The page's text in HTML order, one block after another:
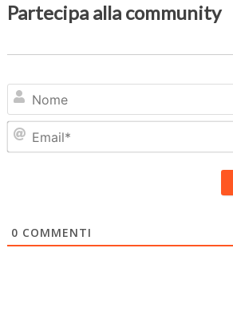
Partecipa alla community
0 COMMENTI